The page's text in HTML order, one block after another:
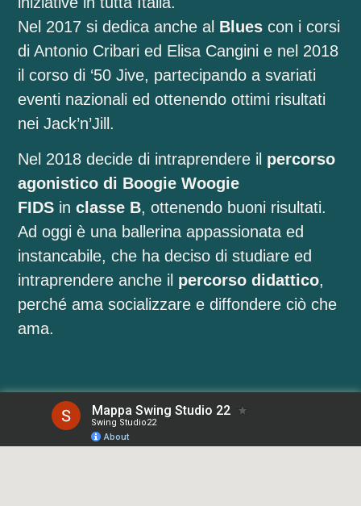
Nel 2017 si dedica anche al Blues con i corsi
di Antonio Cribari ed Elisa Cangini e nel 2018
il corso di ‘50 Jive, partecipando a svariati
eventi nazionali ed ottenendo ottimi risultati
nei Jack’n’Jill.
Nel 2018 decide di intraprendere il percorso
agonistico di Boogie Woogie
FIDS in classe B, ottenendo buoni risultati.
Ad oggi è una ballerina appassionata ed
instancabile, che ha deciso di studiare ed
intraprendere anche il percorso didattico,
perché ama socializzare e diffondere ciò che
ama.